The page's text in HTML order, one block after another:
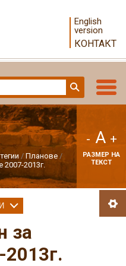
English
version
КОНТАКТ
Планове
2007-2013г.
- A +
РАЗМЕР НА
ТЕКСТ
за
2013г.